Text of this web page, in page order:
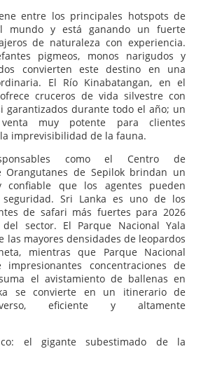
entre los principales hotspots de
mundo y está ganando un fuerte
de naturaleza con experiencia.
pigmeos, monos narigudos y
convierten este destino en una
El Río Kinabatangan, en el
cruceros de vida silvestre con
garantizados durante todo el año; un
muy potente para clientes
imprevisibilidad de la fauna.
como el Centro de
Orangutanes de Sepilok brindan un
confiable que los agentes pueden
seguridad. Sri Lanka es uno de los
de safari más fuertes para 2026
sector. El Parque Nacional Yala
las mayores densidades de leopardos
mientras que Parque Nacional
impresionantes concentraciones de
el avistamiento de ballenas en
se convierte en un itinerario de
eficiente y altamente